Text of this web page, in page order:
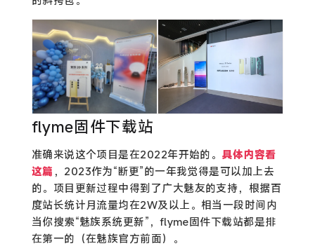
flyme固件下载站
准确来说这个项目是在2022年开始的。 具体内容看
这篇 ，2023作为“断更”的一年我觉得是可以加上去
的。项目更新过程中得到了广大魅友的支持，根据百
度站长统计月流量均在2W及以上。相当一段时间内
当你搜索“魅族系统更新”，flyme固件下载站都是排
在第一的（在魅族官方前面）。